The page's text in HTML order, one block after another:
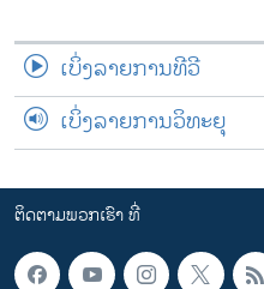
ເບິ່ງລາຍການທີວີ
ເບິ່ງລາຍການວິທະຍຸ
ຕິດຕາມພວກເຮົາ ທີ່